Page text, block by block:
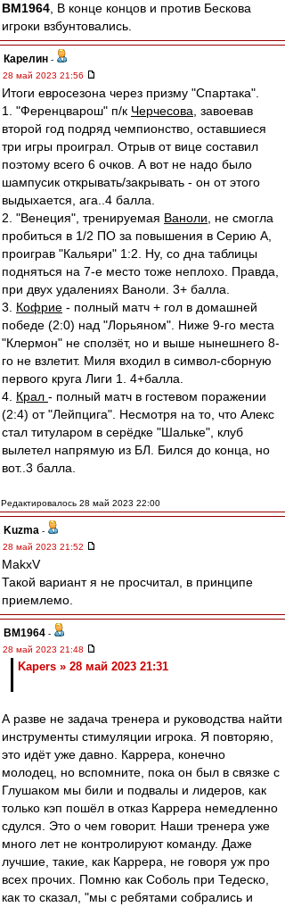
BM1964 , В конце концов и против Бескова
игроки взбунтовались.
Карелин -
28 май 2023 21:56
Итоги евросезона через призму "Спартака".
1. "Ференцварош" п/к Черчесова , завоевав
второй год подряд чемпионство, оставшиеся
три игры проиграл. Отрыв от вице составил
поэтому всего 6 очков. А вот не надо было
шампусик открывать/закрывать - он от этого
выдыхается, ага..4 балла.
2. "Венеция", тренируемая Ваноли , не смогла
пробиться в 1/2 ПО за повышения в Серию А,
проиграв "Кальяри" 1:2. Ну, со дна таблицы
подняться на 7-е место тоже неплохо. Правда,
при двух удалениях Ваноли. 3+ балла.
3. Кофрие - полный матч + гол в домашней
победе (2:0) над "Лорьяном". Ниже 9-го места
"Клермон" не сползёт, но и выше нынешнего 8-
го не взлетит. Миля входил в символ-сборную
первого круга Лиги 1. 4+балла.
4. Крал - полный матч в гостевом поражении
(2:4) от "Лейпцига". Несмотря на то, что Алекс
стал титуларом в серёдке "Шальке", клуб
вылетел напрямую из БЛ. Бился до конца, но
вот..3 балла.
Редактировалось 28 май 2023 22:00
Kuzma -
28 май 2023 21:52
MakxV
Такой вариант я не просчитал, в принципе
приемлемо.
BM1964 -
28 май 2023 21:48
Kapers » 28 май 2023 21:31
А разве не задача тренера и руководства найти
инструменты стимуляции игрока. Я повторяю,
это идёт уже давно. Каррера, конечно
молодец, но вспомните, пока он был в связке с
Глушаком мы били и подвалы и лидеров, как
только кэп пошёл в отказ Каррера немедленно
сдулся. Это о чем говорит. Наши тренера уже
много лет не контролируют команду. Даже
лучшие, такие, как Каррера, не говоря уж про
всех прочих. Помню как Соболь при Тедеско,
как то сказал, "мы с ребятами собрались и